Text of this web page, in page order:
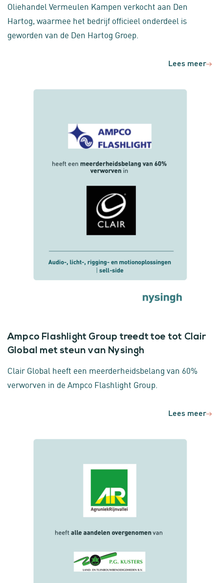
Oliehandel Vermeulen Kampen verkocht aan Den
Hartog, waarmee het bedrijf officieel onderdeel is
geworden van de Den Hartog Groep.
Lees meer
Ampco Flashlight Group treedt toe tot Clair
Global met steun van Nysingh
Clair Global heeft een meerderheidsbelang van 60%
verworven in de Ampco Flashlight Group.
Lees meer